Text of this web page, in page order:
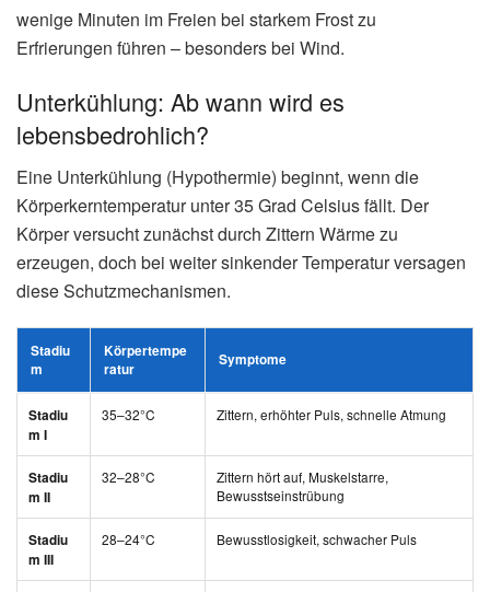
⚠️ Besonders betroffene Gebiete:
Bayern:München, Weilheim-Schongau (bis -17°C
Sachsen:
Erzgebirge mit Rekordwerten bis -27°C
(Kühnhaide)
Osthälfte:Von der Neiße über das Erzgebirge bis
zum Alpenrand
Mittelgebirge:Harz, Thüringer Wald, Schwarzwald
Laut DWD-Prognose sinken die Temperaturen in der Nacht
zum Donnerstag in der Nordwesthälfte auf -5 Grad,
während im Osten und Süden mäßiger bis strenger Frost
mit -10 bis -15 Grad erwartet wird. Durch den Windchill-
Effekt können sich die Temperaturen noch deutlich kälter
anfühlen.
Wie gefährlich ist strenger Frost
für Menschen?